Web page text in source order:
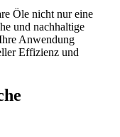
Öle nicht nur eine
und nachhaltige
Anwendung
Effizienz und